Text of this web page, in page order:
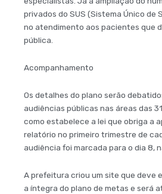
privados do SUS (Sistema Único de
no atendimento aos pacientes que
pública.
Acompanhamento
Os detalhes do plano serão
audiências públicas nas áreas das
como estabelece a lei que obriga a
relatório no primeiro trimestre de
audiência foi marcada para o dia 8,
A prefeitura criou um site que deve
a íntegra do plano de metas e será